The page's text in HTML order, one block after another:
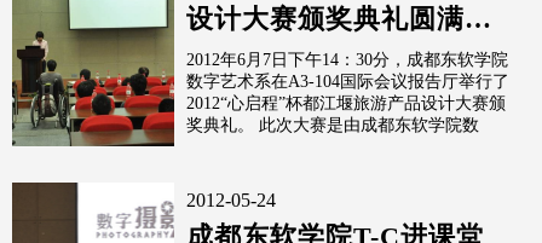
设计大赛颁奖典礼圆满结
束
2012年6月7日下午14：30分，成都东软学院
数字艺术系在A3-104国际会议报告厅举行了
2012“心启程”杯都江堰旅游产品设计大赛颁
奖典礼。 此次大赛是由成都东软学院数
2012-05-24
成都东软学院T-C进课堂